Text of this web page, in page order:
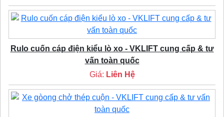
Rulo cuốn cáp điện kiểu lò xo - VKLIFT cung cấp & tư
vấn toàn quốc
Giá: Liên Hệ